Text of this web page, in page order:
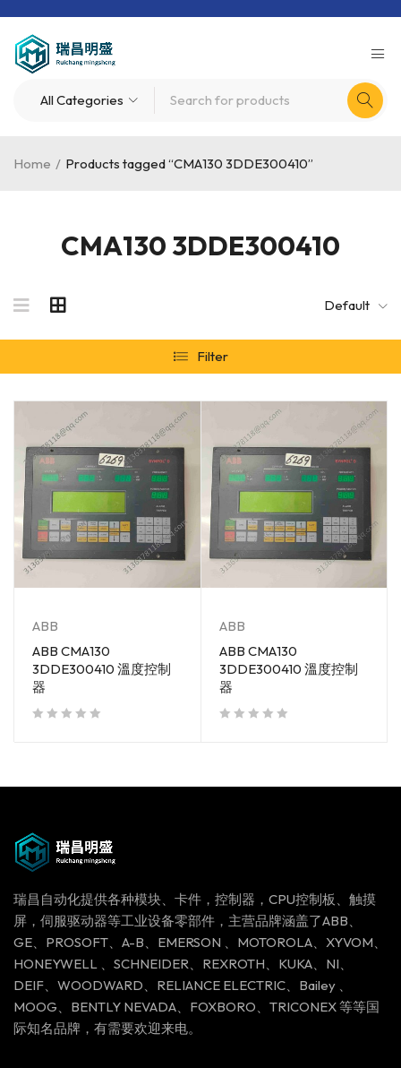
CMA130 3DDE300410
Home / Products tagged “CMA130 3DDE300410”
Default
Filter
ABB
ABB CMA130
3DDE300410 溫度控制
器
ABB
ABB CMA130
3DDE300410 溫度控制
器
瑞昌自动化提供各种模块、卡件，控制器，CPU控制板、触摸
屏，伺服驱动器等工业设备零部件，主营品牌涵盖了ABB、
GE、PROSOFT、A-B、EMERSON 、MOTOROLA、XYVOM、
HONEYWELL 、SCHNEIDER、REXROTH、KUKA、NI、
DEIF、WOODWARD、RELIANCE ELECTRIC、Bailey 、
MOOG、BENTLY NEVADA、FOXBORO、TRICONEX 等等国
际知名品牌，有需要欢迎来电。